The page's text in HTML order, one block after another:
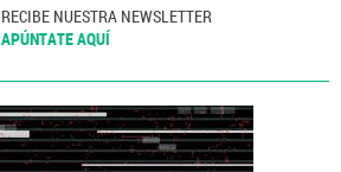
RECIBE NUESTRA NEWSLETTER
APÚNTATE AQUÍ